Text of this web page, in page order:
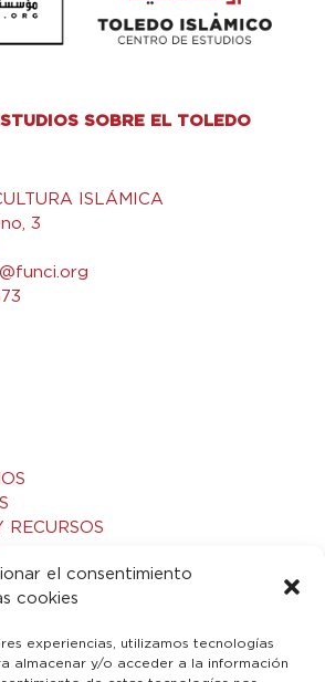
el consentimiento
cookies
experiencias, utilizamos tecnologías
almacenar y/o acceder a la información
SOBRE EL TOLEDO
ISLÁMICA
3
RECURSOS